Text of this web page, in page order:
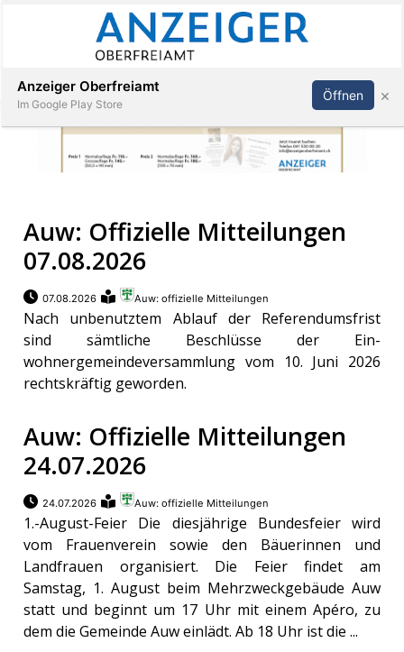
Veranstaltungen
E-
Auw
Auw:
Abonnieren Anmelden
Auw: Offizielle Mitteilungen
07.08.2026
07.08.2026 Auw: offizielle Mitteilungen
Nach unbenutztem Ablauf der Referendumsfrist
sind sämtliche Beschlüsse der Ein-
wohnergemeindeversammlung vom 10. Juni 2026
rechtskräftig geworden.
Auw: Offizielle Mitteilungen
24.07.2026
24.07.2026 Auw: offizielle Mitteilungen
1.-August-Feier Die diesjährige Bundesfeier wird
vom Frauenverein sowie den Bäuerinnen und
Landfrauen organisiert. Die Feier findet am
Samstag, 1. August beim Mehrzweckgebäude Auw
statt und beginnt um 17 Uhr mit einem Apéro, zu
dem die Gemeinde Auw einlädt. Ab 18 Uhr ist die ...
Anzeiger Oberfreiamt
Im Google Play Store
Öffnen ×